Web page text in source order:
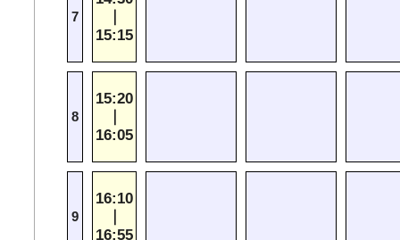
7
15:15
8
15:20
16:05
9
16:10
16:55